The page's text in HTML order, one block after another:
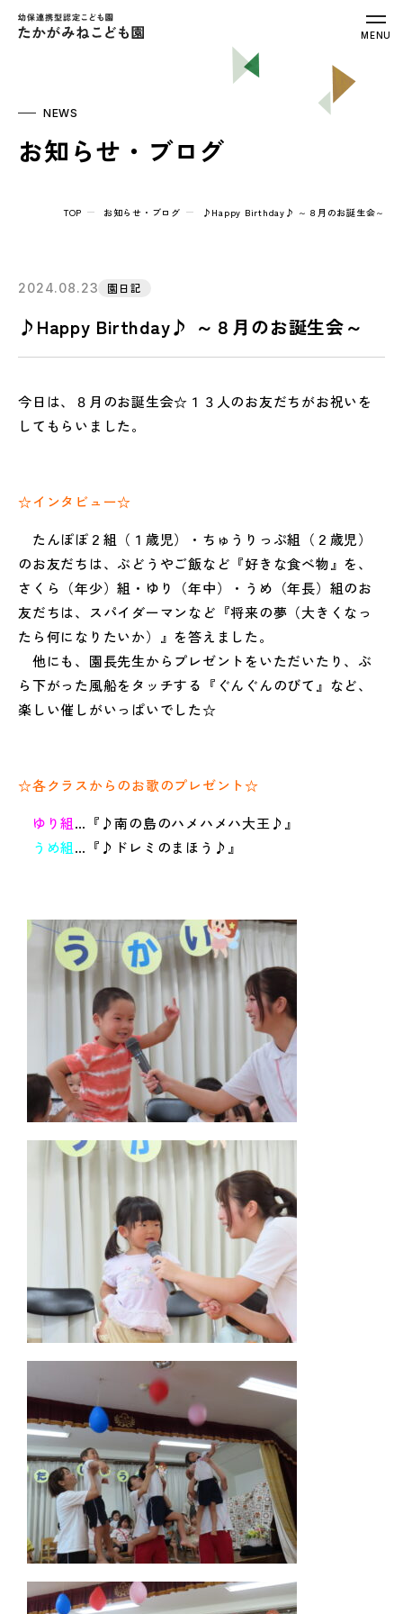
幼保連携型認定こども園 たかがみねこ
MENU
NEWS
お知らせ・ブログ
TOP お知らせ・ブログ ♪Happy Birthday♪ ～８月のお誕生会～
2024.08.23 園日記
♪Happy Birthday♪ ～８月のお誕生会～
今日は、８月のお誕生会☆１３人のお友だちがお祝いを
してもらいました。
☆インタビュー☆
たんぽぽ２組（１歳児）・ちゅうりっぷ組（２歳児）
のお友だちは、ぶどうやご飯など『好きな食べ物』を、
さくら（年少）組・ゆり（年中）・うめ（年長）組のお
友だちは、スパイダーマンなど『将来の夢（大きくなっ
たら何になりたいか）』を答えました。
他にも、園長先生からプレゼントをいただいたり、ぶ
ら下がった風船をタッチする『ぐんぐんのびて』など、
楽しい催しがいっぱいでした☆
☆各クラスからのお歌のプレゼント☆
ゆり組…『♪南の島のハメハメハ大王♪』
うめ組…『♪ドレミのまほう♪』